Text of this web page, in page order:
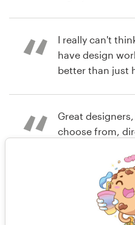
il y a 6 ans
drlesliemurraD
il y a 6 ans
Bekijk hun logo
I really can't
have design work
better than just
Great
choose from,
ideas, very
1